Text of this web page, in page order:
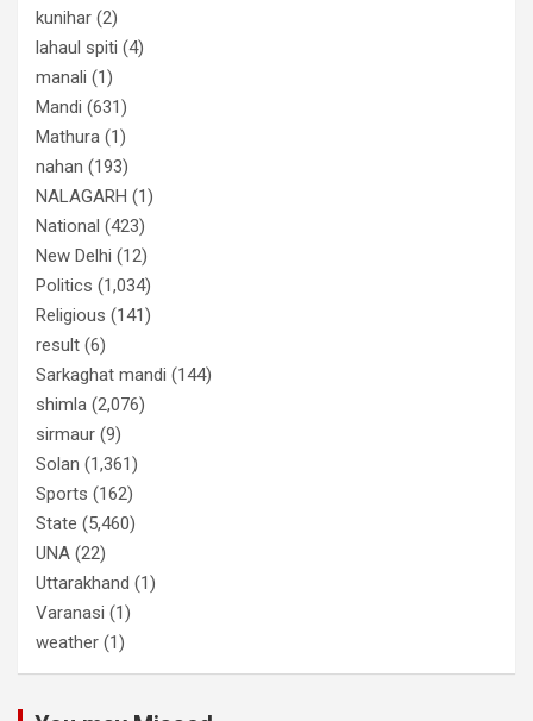
kunihar (2)
lahaul spiti (4)
manali (1)
Mandi (631)
Mathura (1)
nahan (193)
NALAGARH (1)
National (423)
New Delhi (12)
Politics (1,034)
Religious (141)
result (6)
Sarkaghat mandi (144)
shimla (2,076)
sirmaur (9)
Solan (1,361)
Sports (162)
State (5,460)
UNA (22)
Uttarakhand (1)
Varanasi (1)
weather (1)